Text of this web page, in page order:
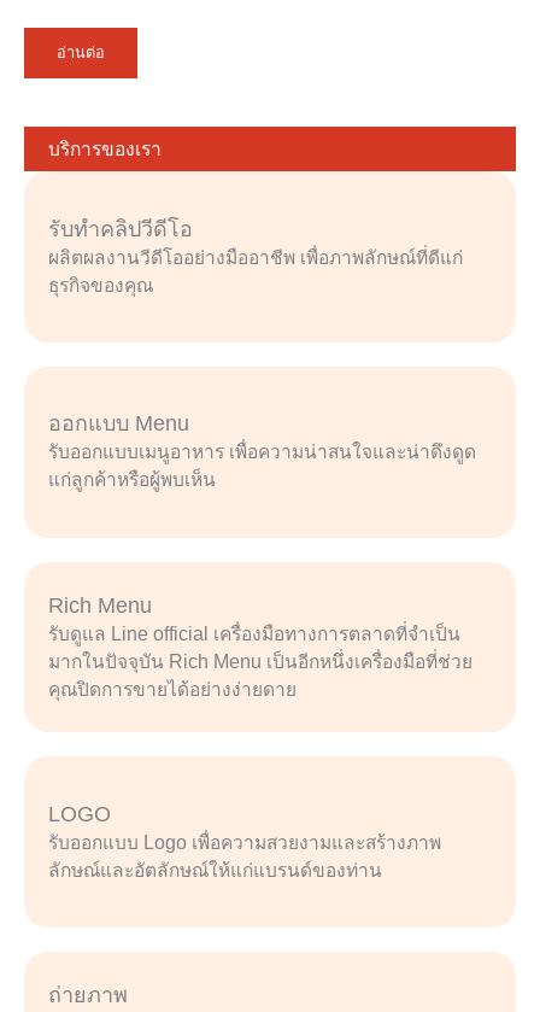
อ่านต่อ
บริการของเรา
รับทำคลิปวีดีโอ
ผลิตผลงานวีดีโออย่างมืออาชีพ เพื่อภาพลักษณ์ที่ดีแก่
ธุรกิจของคุณ
ออกแบบ Menu
รับออกแบบเมนูอาหาร เพื่อความน่าสนใจและน่าดึงดูด
แก่ลูกค้าหรือผู้พบเห็น
Rich Menu
รับดูแล Line official เครื่องมือทางการตลาดที่จำเป็น
มากในปัจจุบัน Rich Menu เป็นอีกหนึ่งเครื่องมือที่ช่วย
คุณปิดการขายได้อย่างง่ายดาย
LOGO
รับออกแบบ Logo เพื่อความสวยงามและสร้างภาพ
ลักษณ์และอัตลักษณ์ให้แก่แบรนด์ของท่าน
ถ่ายภาพ